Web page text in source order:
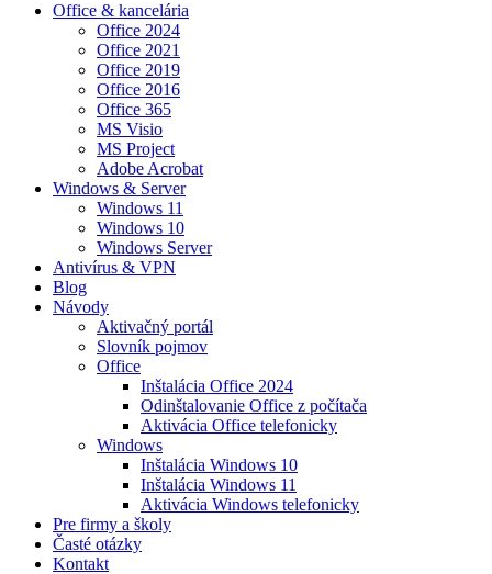
Office & kancelária
Office 2024
Office 2021
Office 2019
Office 2016
Office 365
MS Visio
MS Project
Adobe Acrobat
Windows & Server
Windows 11
Windows 10
Windows Server
Antivírus & VPN
Blog
Návody
Aktivačný portál
Slovník pojmov
Office
Inštalácia Office 2024
Odinštalovanie Office z počítača
Aktivácia Office telefonicky
Windows
Inštalácia Windows 10
Inštalácia Windows 11
Aktivácia Windows telefonicky
Pre firmy a školy
Časté otázky
Kontakt